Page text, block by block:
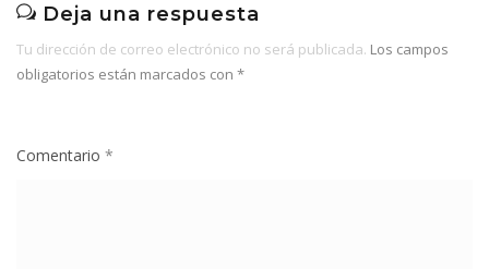
Deja una respuesta
Tu dirección de correo electrónico no será publicada. Los campos
obligatorios están marcados con *
Comentario *